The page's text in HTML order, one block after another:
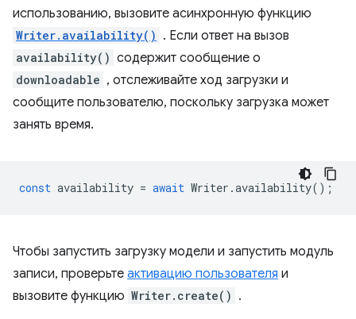
использованию, вызовите асинхронную функцию
Writer.availability() . Если ответ на вызов
availability() содержит сообщение о
downloadable , отслеживайте ход загрузки и
сообщите пользователю, поскольку загрузка может
занять время.
const availability = await Writer .availability();
Чтобы запустить загрузку модели и запустить модуль
записи, проверьте активацию пользователя и
вызовите функцию Writer.create() .